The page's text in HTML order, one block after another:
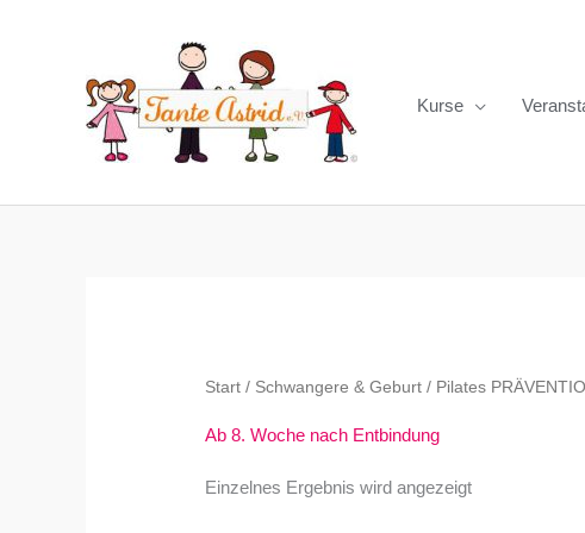
Kurse
Start / Schwangere & Geburt / Pilates
Ab 8. Woche nach Entbindung
Einzelnes Ergebnis wird angezeigt